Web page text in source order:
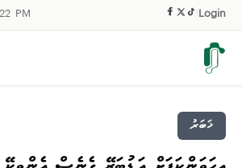
PM Login
ޚަބަރު